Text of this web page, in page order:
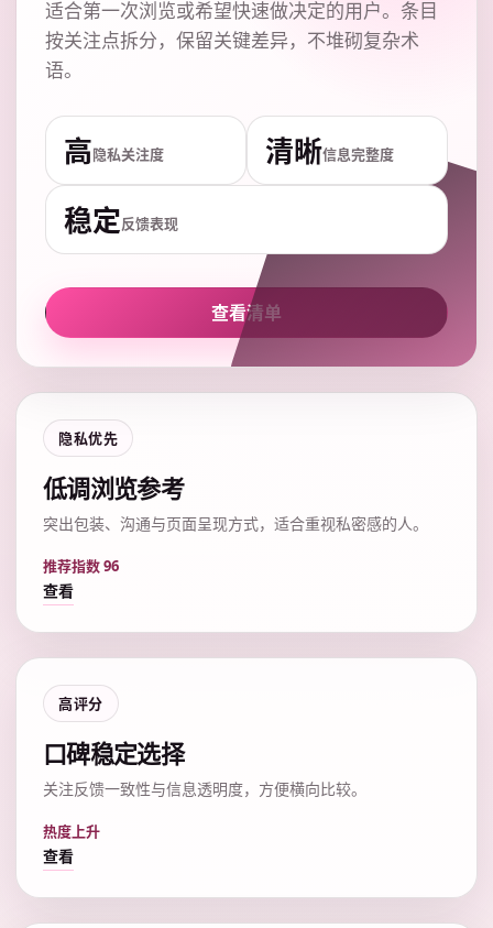
适合第一次浏览或希望快速做决定的用户。条目
按关注点拆分，保留关键差异，不堆砌复杂术
语。
高隐私关注度 清晰信息完整度
稳定反馈表现
查看清单
隐私优先
低调浏览参考
突出包装、沟通与页面呈现方式，适合重视私密感的人。
推荐指数 96
查看
高评分
口碑稳定选择
关注反馈一致性与信息透明度，方便横向比较。
热度上升
查看